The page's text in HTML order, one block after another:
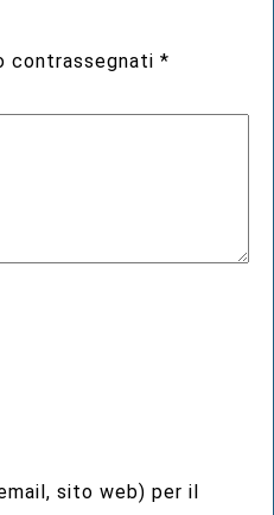
contrassegnati*
sito web) per il